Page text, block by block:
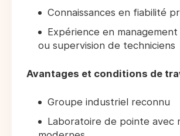
Connaissances en fiabilité
Expérience en
ou supervision de techniciens
Avantages et conditions de
Groupe industriel reconnu
Laboratoire de pointe avec